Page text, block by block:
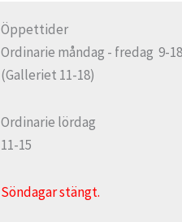
Öppettider
Ordinarie måndag - fredag 9-18
(Galleriet 11-18)
Ordinarie lördag
11-15
Söndagar stängt.